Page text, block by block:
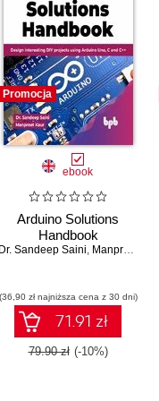
,Suryakant
Promocja
ebook
Arduino Solutions
Handbook
Sandeep Saini, Manpreet Kaur
zł najniższa cena z 30 dni)
71.91 zł
79.90 zł (-10%)